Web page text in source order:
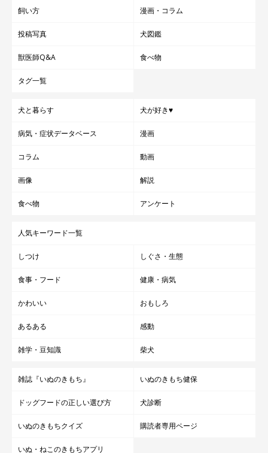
飼い方 漫画・コラム
投稿写真 犬図鑑
獣医師Q&A 食べ物
タグ一覧
犬と暮らす 犬が好き♥
病気・症状データベース 漫画
コラム 動画
画像 解説
食べ物 アンケート
人気キーワード一覧
しつけ しぐさ・生態
食事・フード 健康・病気
かわいい おもしろ
あるある 感動
雑学・豆知識 柴犬
雑誌『いぬのきもち』 いぬのきもち健保
ドッグフードの正しい選び方 犬診断
いぬのきもちクイズ 購読者専用ページ
いぬ・ねこのきもちアプリ